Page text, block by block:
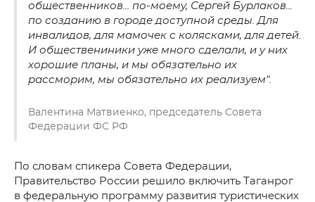
общественников... по-моему, Сергей Бурлаков...
по созданию в городе доступной среды. Для
инвалидов, для мамочек с колясками, для детей.
И обществениники уже много сделали, и у них
хорошие планы, и мы обязательно их
рассморим, мы обязательно их реализуем".
Валентина Матвиенко, председатель Совета
Федерации ФС РФ
По словам спикера Совета Федерации,
Правительство России решило включить Таганрог
в федеральную программу развития туристических